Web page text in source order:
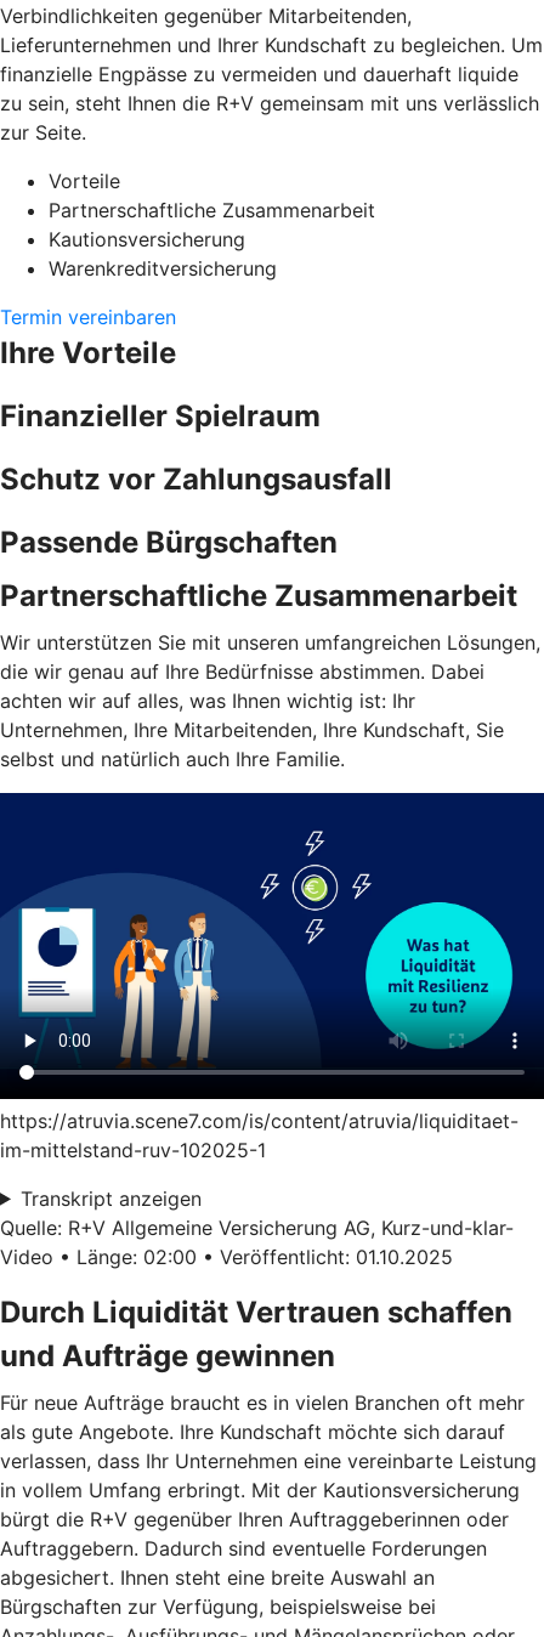
Verbindlichkeiten gegenüber Mitarbeitenden,
Lieferunternehmen und Ihrer Kundschaft zu begleichen. Um
finanzielle Engpässe zu vermeiden und dauerhaft liquide
zu sein, steht Ihnen die R+V gemeinsam mit uns verlässlich
zur Seite.
Vorteile
Partnerschaftliche Zusammenarbeit
Kautionsversicherung
Warenkreditversicherung
Termin vereinbaren
Ihre Vorteile
Finanzieller Spielraum
Schutz vor Zahlungsausfall
Passende Bürgschaften
Partnerschaftliche Zusammenarbeit
Wir unterstützen Sie mit unseren umfangreichen Lösungen,
die wir genau auf Ihre Bedürfnisse abstimmen. Dabei
achten wir auf alles, was Ihnen wichtig ist: Ihr
Unternehmen, Ihre Mitarbeitenden, Ihre Kundschaft, Sie
selbst und natürlich auch Ihre Familie.
https://atruvia.scene7.com/is/content/atruvia/liquiditaet-
im-mittelstand-ruv-102025-1
Transkript anzeigen
Quelle: R+V Allgemeine Versicherung AG, Kurz-und-klar-
Video • Länge: 02:00 • Veröffentlicht: 01.10.2025
Durch Liquidität Vertrauen schaffen
und Aufträge gewinnen
Für neue Aufträge braucht es in vielen Branchen oft mehr
als gute Angebote. Ihre Kundschaft möchte sich darauf
verlassen, dass Ihr Unternehmen eine vereinbarte Leistung
in vollem Umfang erbringt. Mit der Kautionsversicherung
bürgt die R+V gegenüber Ihren Auftraggeberinnen oder
Auftraggebern. Dadurch sind eventuelle Forderungen
abgesichert. Ihnen steht eine breite Auswahl an
Bürgschaften zur Verfügung, beispielsweise bei